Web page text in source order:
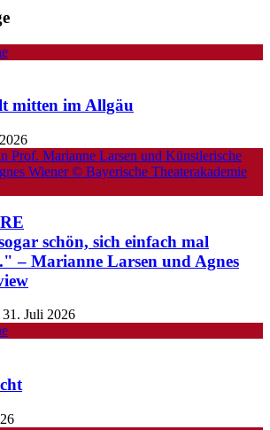
mitten im Allgäu
schön, sich einfach mal
– Marianne Larsen und Agnes
31. Juli 2026